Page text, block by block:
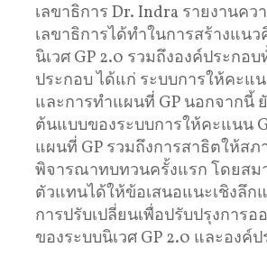
เลขาธิการ Dr. Indra รายงานค
เลขาธิการได้ทำในการสร้างแน
นิเวศ GP 2.0 รวมถึงองค์ประกอบ
ประกอบ ได้แก่ ระบบการให้คะแน
และการทำแผนที่ GP นอกจากนี้
ต้นแบบของระบบการให้คะแนน
แผนที่ GP รวมถึงการสาธิตให้สภ
พิจารณาทบทวนครั้งแรก โดยสม
ตัวแทนได้ให้ข้อเสนอแนะเชิงลึก
การปรับเปลี่ยนเพื่อปรับปรุงการ
ของระบบนิเวศ GP 2.0 และองค์